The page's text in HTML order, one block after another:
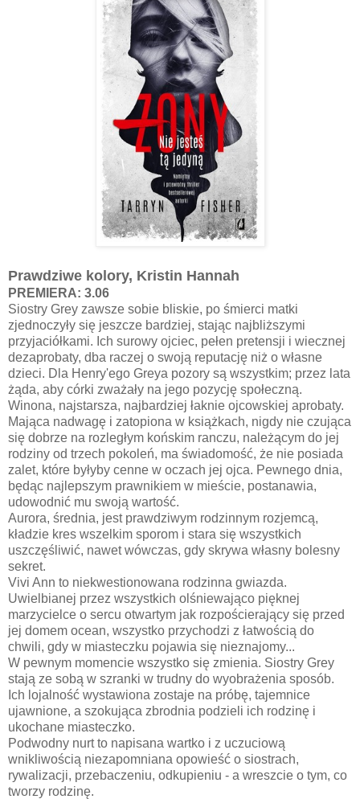
Prawdziwe kolory, Kristin Hannah
PREMIERA: 3.06
Siostry Grey zawsze sobie bliskie, po śmierci matki
zjednoczyły się jeszcze bardziej, stając najbliższymi
przyjaciółkami. Ich surowy ojciec, pełen pretensji i wiecznej
dezaprobaty, dba raczej o swoją reputację niż o własne
dzieci. Dla Henry'ego Greya pozory są wszystkim; przez lata
żąda, aby córki zważały na jego pozycję społeczną.
Winona, najstarsza, najbardziej łaknie ojcowskiej aprobaty.
Mająca nadwagę i zatopiona w książkach, nigdy nie czująca
się dobrze na rozległym końskim ranczu, należącym do jej
rodziny od trzech pokoleń, ma świadomość, że nie posiada
zalet, które byłyby cenne w oczach jej ojca. Pewnego dnia,
będąc najlepszym prawnikiem w mieście, postanawia,
udowodnić mu swoją wartość.
Aurora, średnia, jest prawdziwym rodzinnym rozjemcą,
kładzie kres wszelkim sporom i stara się wszystkich
uszczęśliwić, nawet wówczas, gdy skrywa własny bolesny
sekret.
Vivi Ann to niekwestionowana rodzinna gwiazda.
Uwielbianej przez wszystkich olśniewająco pięknej
marzycielce o sercu otwartym jak rozpościerający się przed
jej domem ocean, wszystko przychodzi z łatwością do
chwili, gdy w miasteczku pojawia się nieznajomy...
W pewnym momencie wszystko się zmienia. Siostry Grey
stają ze sobą w szranki w trudny do wyobrażenia sposób.
Ich lojalność wystawiona zostaje na próbę, tajemnice
ujawnione, a szokująca zbrodnia podzieli ich rodzinę i
ukochane miasteczko.
Podwodny nurt to napisana wartko i z uczuciową
wnikliwością niezapomniana opowieść o siostrach,
rywalizacji, przebaczeniu, odkupieniu - a wreszcie o tym, co
tworzy rodzinę.